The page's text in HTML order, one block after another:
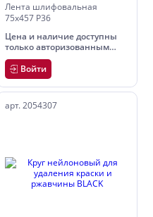
Лента шлифовальная
75х457 Р36
Цена и наличие доступны
только авторизованным
пользователям
Войти
арт. 2054307